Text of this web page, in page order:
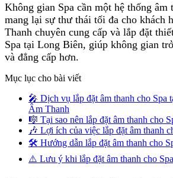
Không gian Spa cần một hệ thống âm
mang lại sự thư thái tối đa cho khách
Thanh chuyên cung cấp và lắp đặt
Spa tại Long Biên, giúp không gian
và đẳng cấp hơn.
Mục lục cho bài viết
🎤 Dịch vụ lắp đặt âm thanh cho Spa
Âm Thanh
🎼 Tại sao nên lắp đặt âm thanh cho
🎶 Lợi ích của việc lắp đặt âm thanh
🛠 Hướng dẫn lắp đặt âm thanh cho
⚠️ Lưu ý khi lắp đặt âm thanh cho